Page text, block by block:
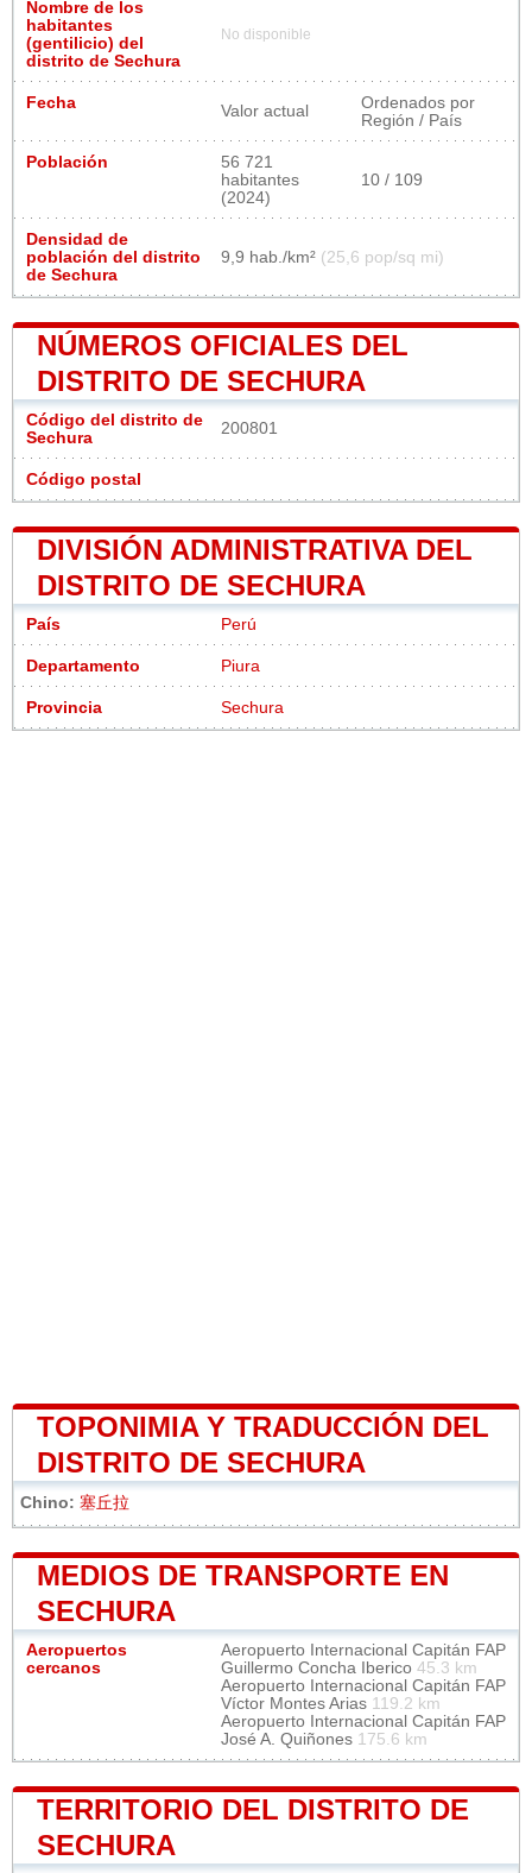
Nombre de los
habitantes
(gentilicio) del
distrito de Sechura
No disponible
Fecha Valor actual
Ordenados por
Región / País
Población
56 721
habitantes
(2024)
10 / 109
Densidad de
población del distrito
de Sechura
9,9 hab./km² (25,6 pop/sq mi)
NÚMEROS OFICIALES DEL
DISTRITO DE SECHURA
Código del distrito de
Sechura
200801
Código postal
DIVISIÓN ADMINISTRATIVA DEL
DISTRITO DE SECHURA
País Perú
Departamento Piura
Provincia Sechura
TOPONIMIA Y TRADUCCIÓN DEL
DISTRITO DE SECHURA
Chino: 塞丘拉
MEDIOS DE TRANSPORTE EN
SECHURA
Aeropuertos
cercanos
Aeropuerto Internacional Capitán FAP
Guillermo Concha Iberico 45.3 km
Aeropuerto Internacional Capitán FAP
Víctor Montes Arias 119.2 km
Aeropuerto Internacional Capitán FAP
José A. Quiñones 175.6 km
TERRITORIO DEL DISTRITO DE
SECHURA